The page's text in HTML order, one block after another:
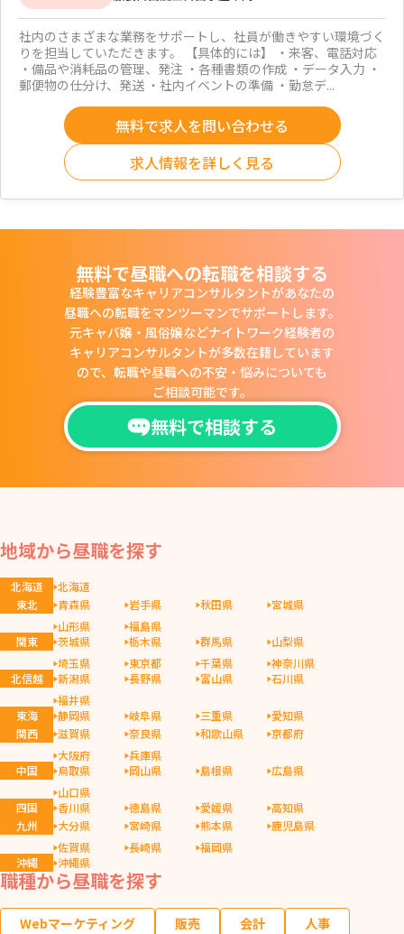
社内のさまざまな業務をサポートし、社員が働きやすい環境づく
りを担当していただきます。 【具体的には】 ・来客、電話対応
・備品や消耗品の管理、発注 ・各種書類の作成 ・データ入力 ・
郵便物の仕分け、発送 ・社内イベントの準備 ・勤怠デ...
無料で求人を問い合わせる
求人情報を詳しく見る
無料で昼職への転職を相談する
経験豊富なキャリアコンサルタントがあなたの
昼職への転職をマンツーマンでサポートします。
元キャバ嬢・風俗嬢などナイトワーク経験者の
キャリアコンサルタントが多数在籍しています
ので、 転職や昼職への不安・悩みについても
ご相談可能です。
無料で相談する
地域から昼職を探す
北海道
北海道
東北
青森県 岩手県 秋田県
宮城県
山形県
福島県
関東
茨城県 栃木県 群馬県
山梨県
埼玉県
東京都 千葉県
神奈川県
北信越
新潟県 長野県 富山県
石川県
福井県
東海
静岡県 岐阜県 三重県
愛知県
関西
滋賀県 奈良県 和歌山県
京都府
大阪府
兵庫県
中国
鳥取県 岡山県 島根県
広島県
山口県
四国
香川県 徳島県 愛媛県
高知県
九州
大分県 宮崎県 熊本県
鹿児島県
佐賀県
長崎県
福岡県
沖縄
沖縄県
職種から昼職を探す
Webマーケティング 販売 会計
人事